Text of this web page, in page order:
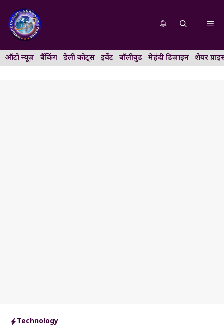
content
ऑटो न्यूज़ बैंकिंग डेली कोट्स इवेंट बॉलीवुड मेहंदी डिज़ाइन शेयर
Technology